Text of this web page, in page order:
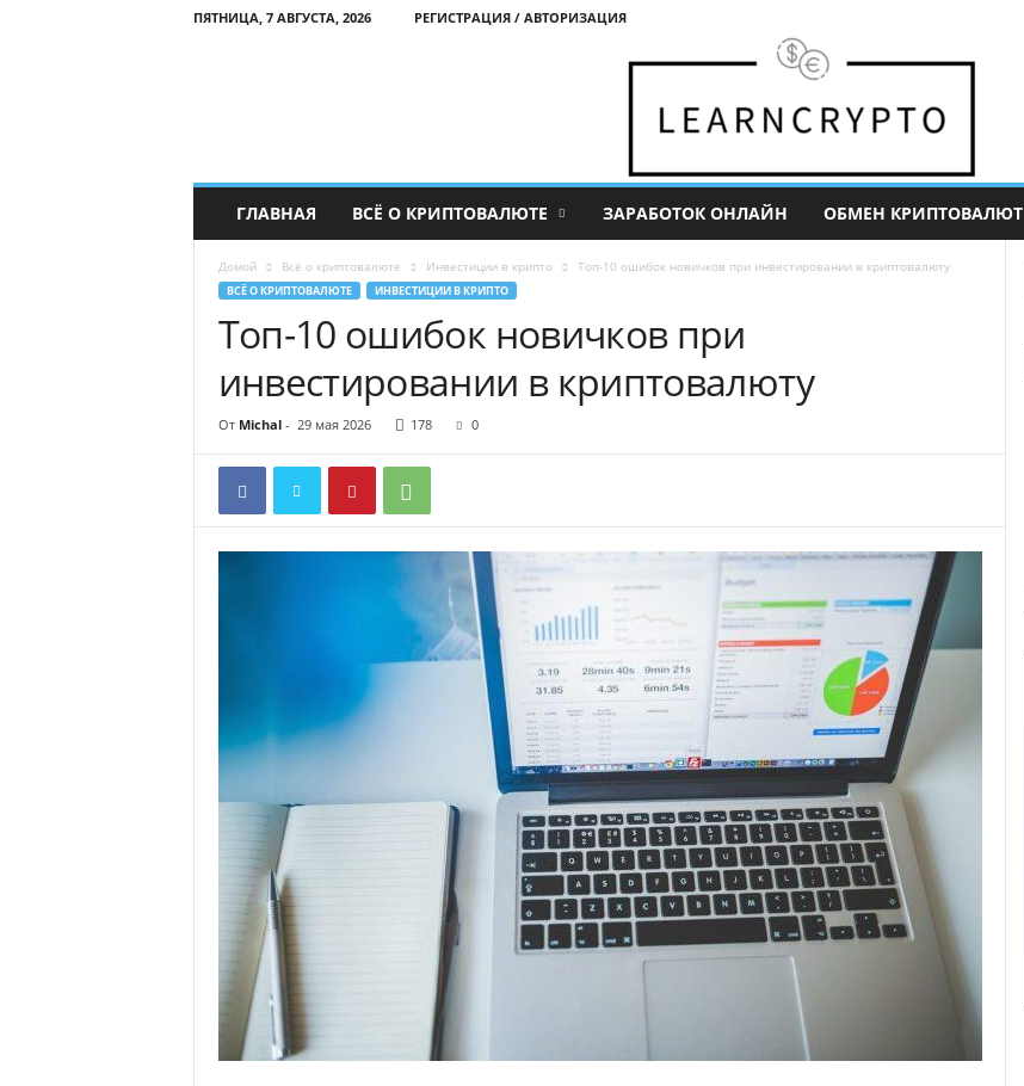
ПЯТНИЦА, 7 АВГУСТА, 2026 РЕГИСТРАЦИЯ / АВТОРИЗАЦИЯ
a
ГЛАВНАЯ ВСЁ О КРИПТОВАЛЮТЕ ЗАРАБОТОК ОНЛАЙН ОБМЕН КРИПТОВАЛЮТ
Домой Всё о криптовалюте Инвестиции в крипто Топ-10 ошибок новичков при инвестировании в криптовалюту
ВСЁ О КРИПТОВАЛЮТЕ ИНВЕСТИЦИИ В КРИПТО
Топ-10 ошибок новичков при
инвестировании в криптовалюту
От Michal- 29 мая 2026 178 0